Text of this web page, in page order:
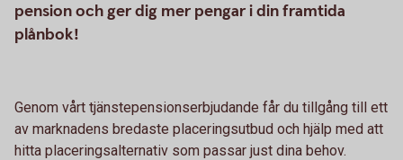
pension och ger dig mer pengar i din framtida
plånbok!
Genom vårt tjänstepensionserbjudande får du tillgång till ett
av marknadens bredaste placeringsutbud och hjälp med att
hitta placeringsalternativ som passar just dina behov.